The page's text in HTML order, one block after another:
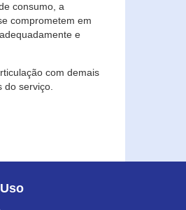
consumo, a
comprometem em
e
com demais
serviço.